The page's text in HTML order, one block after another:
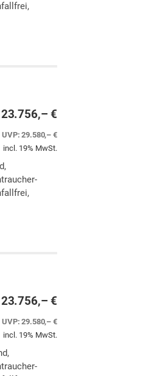
23.756,– €
UVP:29.580,– €
incl. 19% MwSt.
23.756,– €
UVP:29.580,– €
incl. 19% MwSt.